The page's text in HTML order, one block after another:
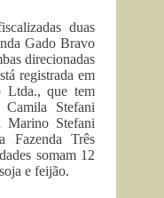
duas
Gado Bravo
direcionadas
registrada em
Ltda., que tem
Stefani
Stefani
Fazenda Três
somam 12
e feijão.